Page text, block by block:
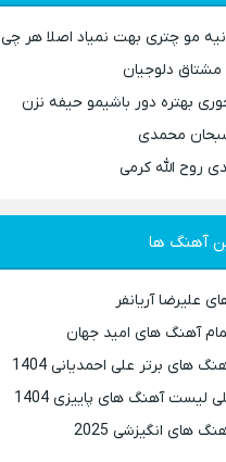
مو چتری بهت نمیاد اصلا هر چی
دلوجیان
بهتره دور باشیمو حیفه نزن
محمدی
روح الله کرمی
آهنگ ها
علیرضا آریانفر
آهنگ های امید جهان
های برتر علی احمدیانی 1404
لیست آهنگ های پاییزی 1404
های انگیزشی 2025